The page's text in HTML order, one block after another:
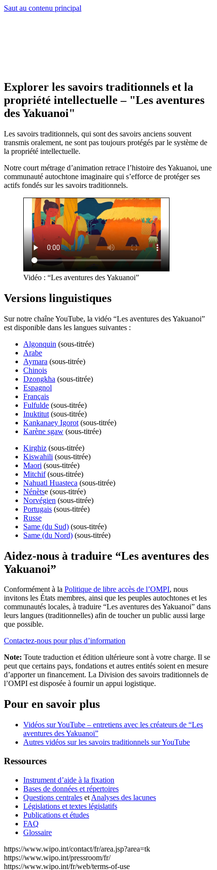
Saut au contenu principal
Explorer les savoirs traditionnels et la
propriété intellectuelle – "Les aventures
des Yakuanoi"
Les savoirs traditionnels, qui sont des savoirs anciens souvent
transmis oralement, ne sont pas toujours protégés par le système de
la propriété intellectuelle.
Notre court métrage d’animation retrace l’histoire des Yakuanoi, une
communauté autochtone imaginaire qui s’efforce de protéger ses
actifs fondés sur les savoirs traditionnels.
Vidéo : “Les aventures des Yakuanoi”
Versions linguistiques
Sur notre chaîne YouTube, la vidéo “Les aventures des Yakuanoi”
est disponible dans les langues suivantes :
Algonquin (sous-titrée)
Arabe
Aymara (sous-titrée)
Chinois
Dzongkha (sous-titrée)
Espagnol
Français
Fulfulde (sous-titrée)
Inuktitut (sous-titrée)
Kankanaey Igorot (sous-titrée)
Karène sgaw (sous-titrée)
Kirghiz (sous-titrée)
Kiswahili (sous-titrée)
Maori (sous-titrée)
Mitchif(sous-titrée)
Nahuatl Huasteca (sous-titrée)
Nénètse (sous-titrée)
Norvégien (sous-titrée)
Portugais (sous-titrée)
Russe
Same (du Sud) (sous-titrée)
Same (du Nord) (sous-titrée)
Aidez-nous à traduire “Les aventures des
Yakuanoi”
Conformément à la Politique de libre accès de l’OMPI, nous
invitons les États membres, ainsi que les peuples autochtones et les
communautés locales, à traduire “Les aventures des Yakuanoi” dans
leurs langues (traditionnelles) afin de toucher un public aussi large
que possible.
Contactez-nous pour plus d’information
Note: Toute traduction et édition ultérieure sont à votre charge. Il se
peut que certains pays, fondations et autres entités soient en mesure
d’apporter un financement. La Division des savoirs traditionnels de
l’OMPI est disposée à fournir un appui logistique.
Pour en savoir plus
Vidéos sur YouTube – entretiens avec les créateurs de “Les
aventures des Yakuanoi”
Autres vidéos sur les savoirs traditionnels sur YouTube
Ressources
Instrument d’aide à la fixation
Bases de données et répertoires
Questions centrales et Analyses des lacunes
Législations et textes législatifs
Publications et études
FAQ
Glossaire
https://www.wipo.int/contact/fr/area.jsp?area=tk
https://www.wipo.int/pressroom/fr/
https://www.wipo.int/fr/web/terms-of-use